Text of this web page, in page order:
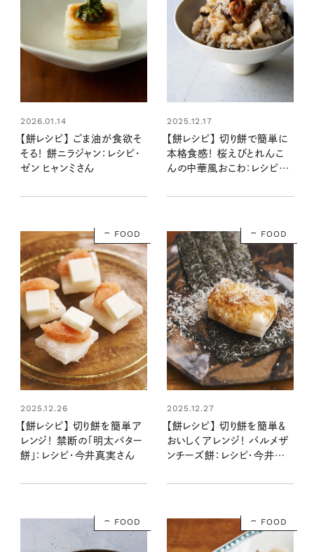
2026.01.14
【餅レシピ】 ごま油が食欲そ
そる！ 餅ニラジャン：レシピ・
ゼン ヒャンミさん
2025.12.17
【餅レシピ】 切り餅で簡単に
本格食感！ 桜えびとれんこ
んの中華風おこわ：レシピ・
FOOD
2025.12.26
【餅レシピ】 切り餅を簡単ア
レンジ！ 禁断の「明太バター
餅」：レシピ・今井真実さん
FOOD
2025.12.27
【餅レシピ】 切り餅を簡単＆
おいしくアレンジ！ パルメザ
ンチーズ餅：レシピ・今井真
FOOD FOOD